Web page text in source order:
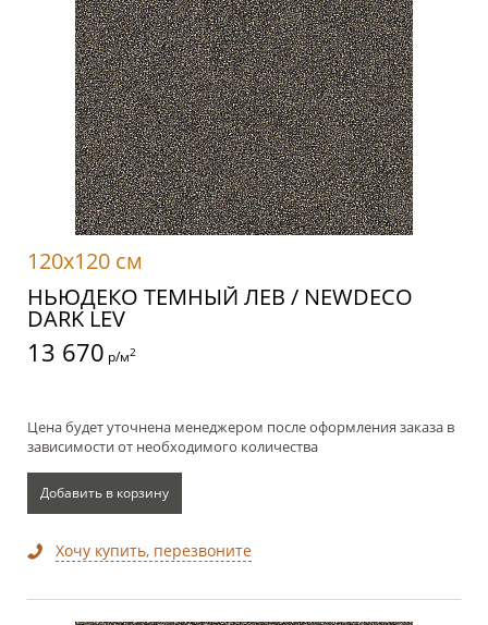
120x120 см
НЬЮДЕКО ТЕМНЫЙ ЛЕВ / NEWDECO
DARK LEV
13 670 р/м2
Цена будет уточнена менеджером после оформления заказа в
зависимости от необходимого количества
Добавить в корзину
Хочу купить, перезвоните